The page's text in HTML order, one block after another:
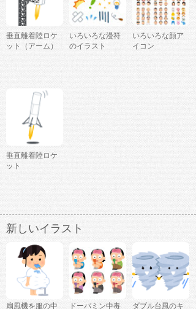
垂直離着陸ロケ
ット（アーム）
いろいろな漫符
のイラスト
いろいろな顔ア
イコン
垂直離着陸ロケ
ット
新しいイラスト
扇風機を服の中 ドーパミン中毒 ダブル台風のキ